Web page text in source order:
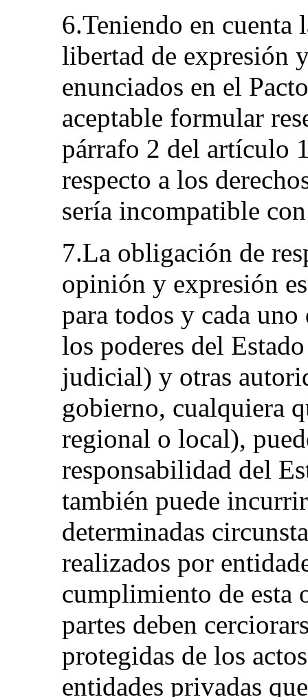
6.Teniendo en cuenta
libertad de expresión
enunciados en el
aceptable formular
párrafo 2 del artículo
respecto a los
sería incompatible
7.La obligación de
opinión y expresión
para todos y cada uno
los poderes del
judicial) y otras
gobierno, cualquiera
regional o local),
responsabilidad del
también puede
determinadas
realizados por
cumplimiento de esta
partes deben
protegidas de los
entidades privadas